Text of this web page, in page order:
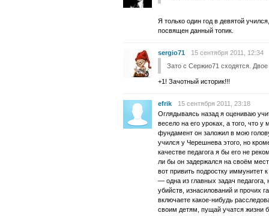
Я только один год в девятой
посвящен данный топик.
sergio71
15 сентября 2011, 12:34
Зато с Сержио71 сходятся. Двое
+1! Зачотный историк!!!
efrik
15 сентября 2011, 23:18
Оглядываясь назад я оцениваю
весело на его уроках, а того, что у
фундамент он заложил в мою
учился у Черешнева этого, но
качестве педагога я бы его не
ли бы он задержался на своём
вот привить подростку иммунитет
— одна из главных задач педагога,
убийств, изнасилований и прочих
включаете какое-нибудь
своим детям, пущай учатся жизни